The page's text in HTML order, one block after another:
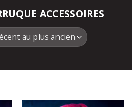
ACCESSOIRES